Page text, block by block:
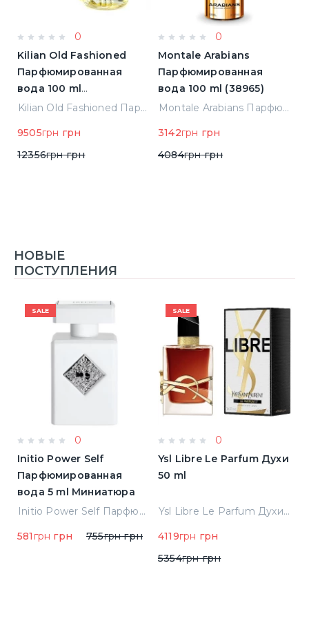
0
Kilian Old Fashioned
Парфюмированная
вода 100 ml
(3700550240723)
Kilian Old Fashioned Парфюмированная вода 100 ml (3700550240723)
9505грн грн
12356грнгрн
0
Montale Arabians
Парфюмированная
вода 100 ml (38965)
Montale Arabians Парфюмированная вода 100 ml (38965)
3142грн грн
4084грнгрн
НОВЫЕ
ПОСТУПЛЕНИЯ
SALE
0
Initio Power Self
Парфюмированная
вода 5 ml Миниатюра
Initio Power Self Парфюмированная вода 5 ml Миниатюра
581 грн грн 755грнгрн
SALE
0
Ysl Libre Le Parfum Духи
50 ml
Ysl Libre Le Parfum Духи 50 ml
4119грн грн
5354грнгрн